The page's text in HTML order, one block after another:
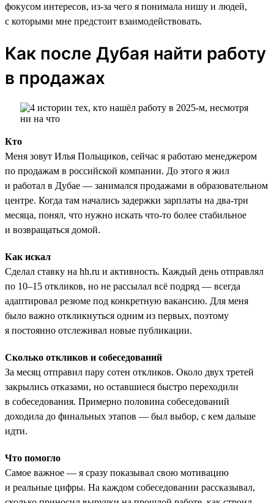
фокусом интересов, из-за чего я понимала нишу и людей,
с которыми мне предстоит взаимодействовать.
Как после Дубая найти работу
в продажах
Кто
Меня зовут Илья Польщиков, сейчас я работаю менеджером
по продажам в российской компании. До этого я жил
и работал в Дубае — занимался продажами в образовательном
центре. Когда там начались задержки зарплаты на два-три
месяца, понял, что нужно искать что-то более стабильное
и возвращаться домой.
Как искал
Сделал ставку на hh.ru и активность. Каждый день отправлял
по 10–15 откликов, но не рассылал всё подряд — всегда
адаптировал резюме под конкретную вакансию. Для меня
было важно откликнуться одним из первых, поэтому
я постоянно отслеживал новые публикации.
Сколько откликов и собеседований
За месяц отправил пару сотен откликов. Около двух третей
закрылись отказами, но оставшиеся быстро переходили
в собеседования. Примерно половина собеседований
доходила до финальных этапов — был выбор, с кем дальше
идти.
Что помогло
Самое важное — я сразу показывал свою мотивацию
и реальные цифры. На каждом собеседовании рассказывал,